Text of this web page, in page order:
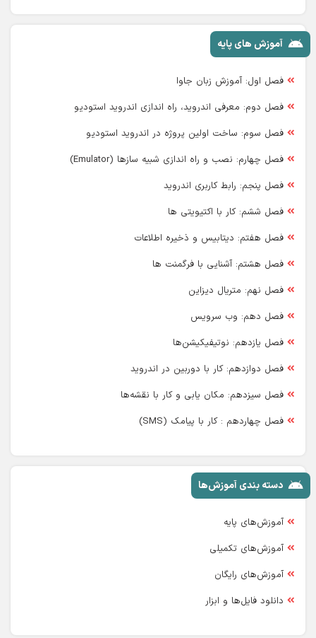
آموزش های پایه
فصل اول: آموزش زبان جاوا
فصل دوم: معرفی اندروید، راه اندازی اندروید استودیو
فصل سوم: ساخت اولین پروژه در اندروید استودیو
فصل چهارم: نصب و راه اندازی شبیه سازها (Emulator)
فصل پنجم: رابط کاربری اندروید
فصل ششم: کار با اکتیویتی ها
فصل هفتم: دیتابیس و ذخیره اطلاعات
فصل هشتم: آشنایی با فرگمنت ها
فصل نهم: متریال دیزاین
فصل دهم: وب سرویس
فصل یازدهم: نوتیفیکیشن‌ها
فصل دوازدهم: کار با دوربین در اندروید
فصل سیزدهم: مکان یابی و کار با نقشه‌ها
فصل چهاردهم : کار با پیامک (SMS)
دسته بندی آموزش‌ها
آموزش‌های پایه
آموزش‌های تکمیلی
آموزش‌های رایگان
دانلود فایل‌ها و ابزار